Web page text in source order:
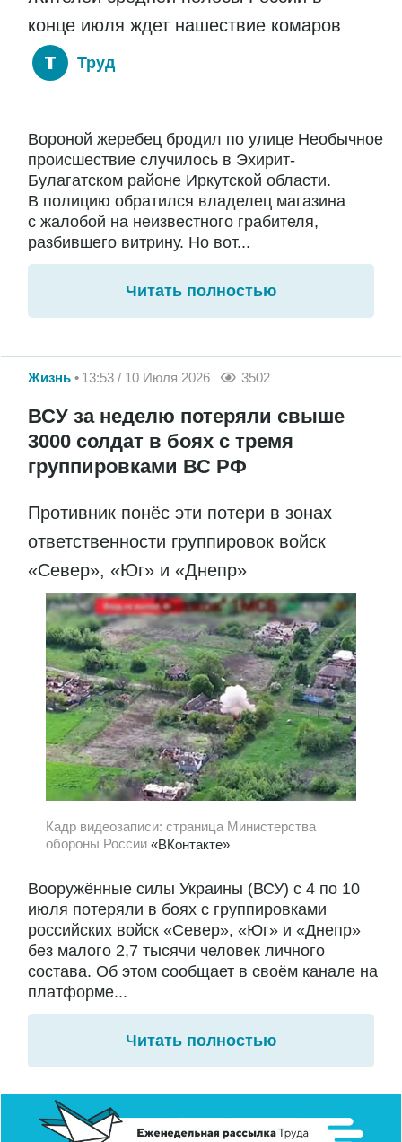
конце июля ждет нашествие комаров
Труд
Вороной жеребец бродил по улице Необычное
происшествие случилось в Эхирит-
Булагатском районе Иркутской области.
В полицию обратился владелец магазина
с жалобой на неизвестного грабителя,
разбившего витрину. Но вот...
Читать полностью
Жизнь 13:53 / 10 Июля 2026 3502
ВСУ за неделю потеряли свыше
3000 солдат в боях с тремя
группировками ВС РФ
Противник понёс эти потери в зонах
ответственности группировок войск
«Север», «Юг» и «Днепр»
Кадр видеозаписи: страница Министерства
обороны России «ВКонтакте»
Вооружённые силы Украины (ВСУ) с 4 по 10
июля потеряли в боях с группировками
российских войск «Север», «Юг» и «Днепр»
без малого 2,7 тысячи человек личного
состава. Об этом сообщает в своём канале на
платформе...
Читать полностью